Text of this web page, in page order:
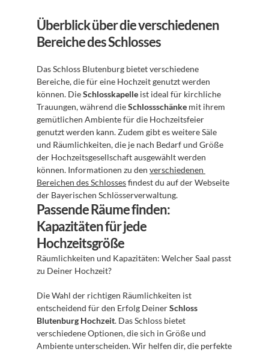
Überblick über die verschiedenen
Bereiche des Schlosses
Das Schloss Blutenburg bietet verschiedene
Bereiche, die für eine Hochzeit genutzt werden
können. Die Schlosskapelle ist ideal für kirchliche
Trauungen, während die Schlossschänke mit ihrem
gemütlichen Ambiente für die Hochzeitsfeier
genutzt werden kann. Zudem gibt es weitere Säle
und Räumlichkeiten, die je nach Bedarf und Größe
der Hochzeitsgesellschaft ausgewählt werden
können. Informationen zu den verschiedenen
Bereichen des Schlosses findest du auf der Webseite
der Bayerischen Schlösserverwaltung.
Passende Räume finden:
Kapazitäten für jede
Hochzeitsgröße
Räumlichkeiten und Kapazitäten: Welcher Saal passt
zu Deiner Hochzeit?
Die Wahl der richtigen Räumlichkeiten ist
entscheidend für den Erfolg Deiner Schloss
Blutenburg Hochzeit. Das Schloss bietet
verschiedene Optionen, die sich in Größe und
Ambiente unterscheiden. Wir helfen dir, die perfekte